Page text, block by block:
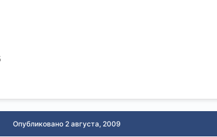
Опубликовано 2 августа, 2009